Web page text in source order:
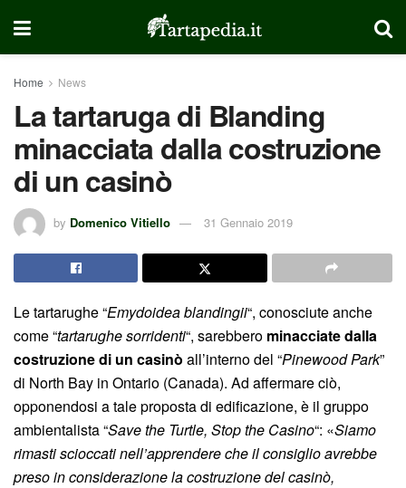
Home News
La tartaruga di Blanding
minacciata dalla costruzione
di un casinò
by Domenico Vitiello 31 Gennaio 2019
Le tartarughe “Emydoidea blandingii“, conosciute anche
come “tartarughe sorridenti“, sarebbero minacciate dalla
costruzione di un casinò all’interno del “Pinewood Park”
di North Bay in Ontario (Canada). Ad affermare ciò,
opponendosi a tale proposta di edificazione, è il gruppo
ambientalista “Save the Turtle, Stop the Casino“: «Siamo
rimasti scioccati nell’apprendere che il consiglio avrebbe
preso in considerazione la costruzione del casinò,